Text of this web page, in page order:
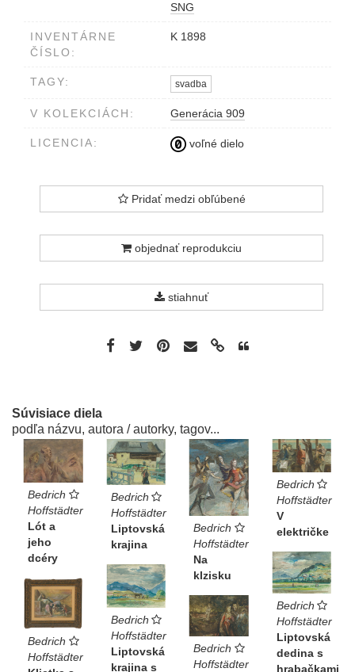
SNG
INVENTÁRNE
ČÍSLO:
K 1898
TAGY: svadba
V KOLEKCIÁCH: Generácia 909
LICENCIA: voľné dielo
Pridať medzi obľúbené
objednať reprodukciu
stiahnuť
Súvisiace diela
podľa názvu, autora / autorky, tagov...
Bedrich
Hoffstädter
Lót a
jeho
dcéry
Bedrich
Hoffstädter
Liptovská
krajina
Bedrich
Hoffstädter
Na
klzisku
Bedrich
Hoffstädter
V
električke
Bedrich
Hoffstädter
Liptovská
dedina s
hrabačkami
Bedrich
Hoffstädter
Liptovská
krajina s
Bedrich
Hoffstädter
Bedrich
Hoffstädter